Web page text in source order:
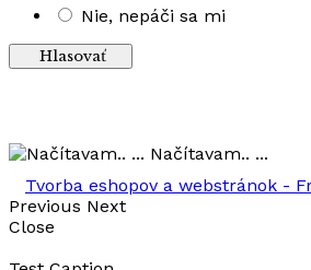
Nie, nepáči sa mi
Načítavam.. ...
Tvorba eshopov a webstránok -
Previous Next
Close